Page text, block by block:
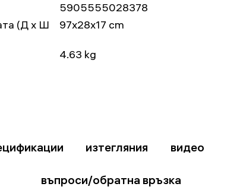
5905555028378
(Д x Ш
97x28x17 cm
4.63 kg
изтегляния видео
въпроси/обратна връзка